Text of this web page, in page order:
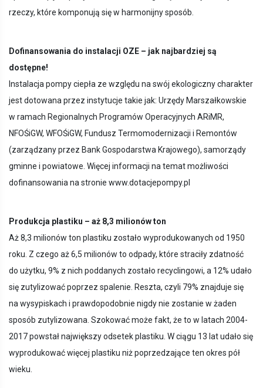
rzeczy, które komponują się w harmonijny sposób.
Dofinansowania do instalacji OZE – jak najbardziej są
dostępne!
Instalacja pompy ciepła ze względu na swój ekologiczny charakter
jest dotowana przez instytucje takie jak: Urzędy Marszałkowskie
w ramach Regionalnych Programów Operacyjnych ARiMR,
NFOŚiGW, WFOŚiGW, Fundusz Termomodernizacji i Remontów
(zarządzany przez Bank Gospodarstwa Krajowego), samorządy
gminne i powiatowe. Więcej informacji na temat możliwości
dofinansowania na stronie www.dotacjepompy.pl
Produkcja plastiku – aż 8,3 milionów ton
Aż 8,3 milionów ton plastiku zostało wyprodukowanych od 1950
roku. Z czego aż 6,5 milionów to odpady, które straciły zdatność
do użytku, 9% z nich poddanych zostało recyclingowi, a 12% udało
się zutylizować poprzez spalenie. Reszta, czyli 79% znajduje się
na wysypiskach i prawdopodobnie nigdy nie zostanie w żaden
sposób zutylizowana. Szokować może fakt, że to w latach 2004-
2017 powstał największy odsetek plastiku. W ciągu 13 lat udało się
wyprodukować więcej plastiku niż poprzedzające ten okres pół
wieku.